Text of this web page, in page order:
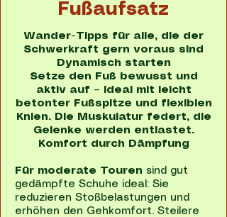
Fußaufsatz
Wander-Tipps für alle, die der
Schwerkraft gern voraus sind
Dynamisch starten
Setze den Fuß bewusst und
aktiv auf – ideal mit leicht
betonter Fußspitze und flexiblen
Knien. Die Muskulatur federt, die
Gelenke werden entlastet.
Komfort durch Dämpfung
Für moderate Touren sind gut
gedämpfte Schuhe ideal: Sie
reduzieren Stoßbelastungen und
erhöhen den Gehkomfort. Steilere